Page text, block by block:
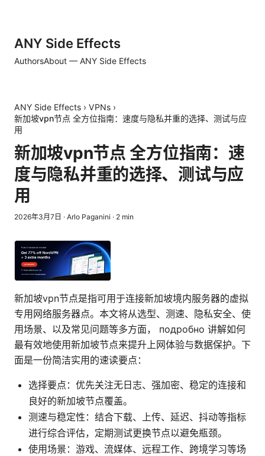
ANY Side Effects
AuthorsAbout — ANY Side Effects
ANY Side Effects › VPNs ›
新加坡vpn节点 全方位指南：速度与隐私并重的选择、测试与应
用
新加坡vpn节点 全方位指南：速
度与隐私并重的选择、测试与应
用
2026年3月7日 · Arlo Paganini · 2 min
新加坡vpn节点是指可用于连接新加坡境内服务器的虚拟
专用网络服务器点。本文将从选型、测速、隐私安全、使
用场景、以及常见问题等多方面， подробно 讲解如何
最有效地使用新加坡节点来提升上网体验与数据保护。下
面是一份简洁实用的速读要点：
选择要点：优先关注无日志、强加密、稳定的连接和
良好的新加坡节点覆盖。
测速与稳定性：结合下载、上传、延迟、抖动等指标
进行综合评估，定期测试更换节点以避免瓶颈。
使用场景：游戏、流媒体、远程工作、跨境学习等场